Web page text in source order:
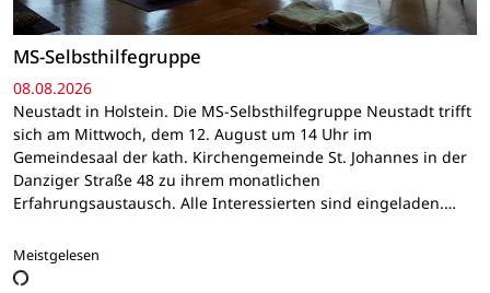
MS-Selbsthilfegruppe
08.08.2026
Neustadt in Holstein. Die MS-Selbsthilfegruppe Neustadt trifft
sich am Mittwoch, dem 12. August um 14 Uhr im
Gemeindesaal der kath. Kirchengemeinde St. Johannes in der
Danziger Straße 48 zu ihrem monatlichen
Erfahrungsaustausch. Alle Interessierten sind eingeladen.…
Meistgelesen